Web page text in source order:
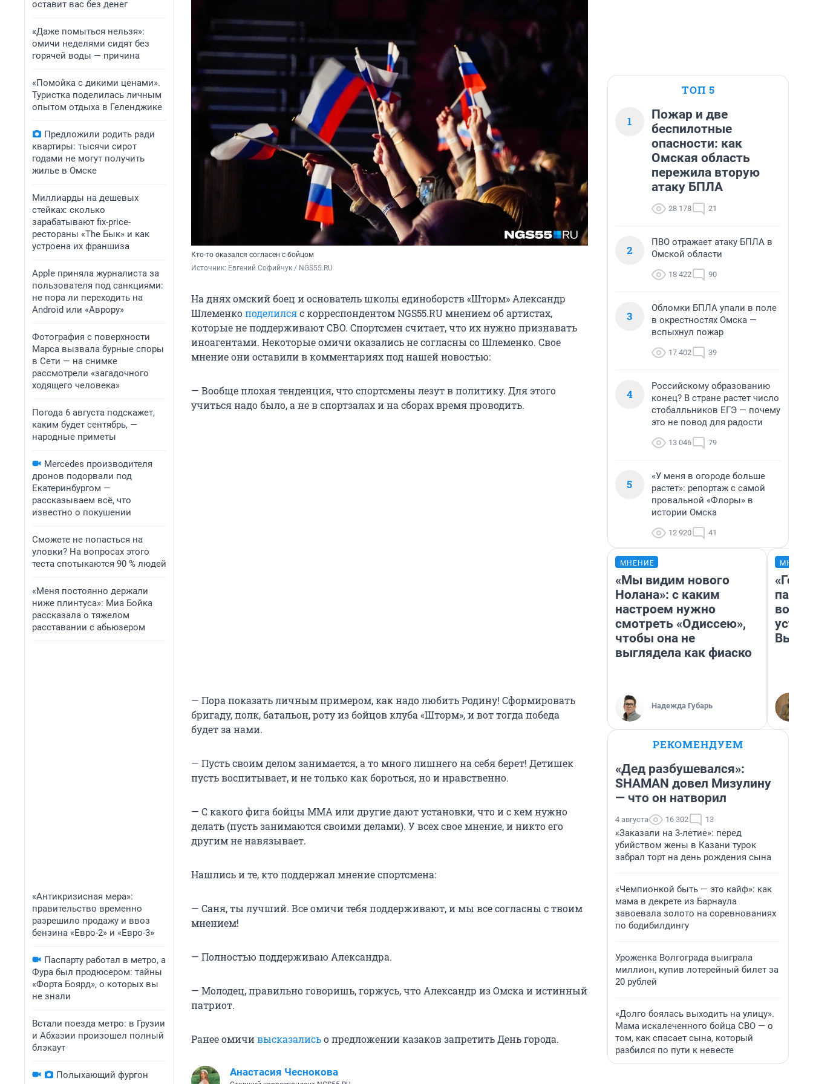
оставит вас без денег
«Даже помыться нельзя»:
омичи неделями сидят без
горячей воды — причина
«Помойка с дикими ценами».
Туристка поделилась личным
опытом отдыха в Геленджике
Предложили родить ради
квартиры: тысячи сирот
годами не могут получить
жилье в Омске
Миллиарды на дешевых
стейках: сколько
зарабатывают fix-price-
рестораны «The Бык» и как
устроена их франшиза
Apple приняла журналиста за
пользователя под санкциями:
не пора ли переходить на
Android или «Аврору»
Фотография с поверхности
Марса вызвала бурные споры
в Сети — на снимке
рассмотрели «загадочного
ходящего человека»
Погода 6 августа подскажет,
каким будет сентябрь, —
народные приметы
Mercedes производителя
дронов подорвали под
Екатеринбургом —
рассказываем всё, что
известно о покушении
Сможете не попасться на
уловки? На вопросах этого
теста спотыкаются 90 % людей
«Меня постоянно держали
ниже плинтуса»: Миа Бойка
рассказала о тяжелом
расставании с абьюзером
«Антикризисная мера»:
правительство временно
разрешило продажу и ввоз
бензина «Евро-2» и «Евро-3»
Паспарту работал в метро, а
Фура был продюсером: тайны
«Форта Боярд», о которых вы
не знали
Встали поезда метро: в Грузии
и Абхазии произошел полный
блэкаут
Полыхающий фургон
Кто-то оказался согласен с бойцом
Источник: Евгений Софийчук / NGS55.RU
На днях омский боец и основатель школы единоборств «Шторм» Александр
Шлеменкоподелилсяс корреспондентом NGS55.RU мнением об артистах,
которые не поддерживают СВО. Спортсмен считает, что их нужно признавать
иноагентами. Некоторые омичи оказались не согласны со Шлеменко. Свое
мнение они оставили в комментариях под нашей новостью:
— Вообще плохая тенденция, что спортсмены лезут в политику. Для этого
учиться надо было, а не в спортзалах и на сборах время проводить.
— Пора показать личным примером, как надо любить Родину! Сформировать
бригаду, полк, батальон, роту из бойцов клуба «Шторм», и вот тогда победа
будет за нами.
— Пусть своим делом занимается, а то много лишнего на себя берет! Детишек
пусть воспитывает, и не только как бороться, но и нравственно.
— С какого фига бойцы ММА или другие дают установки, что и с кем нужно
делать (пусть занимаются своими делами). У всех свое мнение, и никто его
другим не навязывает.
Нашлись и те, кто поддержал мнение спортсмена:
— Саня, ты лучший. Все омичи тебя поддерживают, и мы все согласны с твоим
мнением!
— Полностью поддерживаю Александра.
— Молодец, правильно говоришь, горжусь, что Александр из Омска и истинный
патриот.
Ранее омичивысказалисьо предложении казаков запретить День города.
Анастасия Чеснокова
ТОП 5
1
Пожар и две
беспилотные
опасности: как
Омская область
пережила вторую
атаку БПЛА
28 178 21
2
ПВО отражает атаку БПЛА в
Омской области
18 422 90
3
Обломки БПЛА упали в поле
в окрестностях Омска —
вспыхнул пожар
17 402 39
4
Российскому образованию
конец? В стране растет число
стобалльников ЕГЭ — почему
это не повод для радости
13 046 79
5
«У меня в огороде больше
растет»: репортаж с самой
провальной «Флоры» в
истории Омска
12 920 41
МНЕНИЕ
«Мы видим нового
Нолана»: с каким
настроем нужно
смотреть «Одиссею»,
чтобы она не
выглядела как фиаско
Надежда Губарь
РЕКОМЕНДУЕМ
«Дед разбушевался»:
SHAMAN довел Мизулину
— что он натворил
4 августа 16 302 13
«Заказали на 3-летие»: перед
убийством жены в Казани турок
забрал торт на день рождения сына
«Чемпионкой быть — это кайф»: как
мама в декрете из Барнаула
завоевала золото на соревнованиях
по бодибилдингу
Уроженка Волгограда выиграла
миллион, купив лотерейный билет за
20 рублей
«Долго боялась выходить на улицу».
Мама искалеченного бойца СВО — о
том, как спасает сына, который
разбился по пути к невесте